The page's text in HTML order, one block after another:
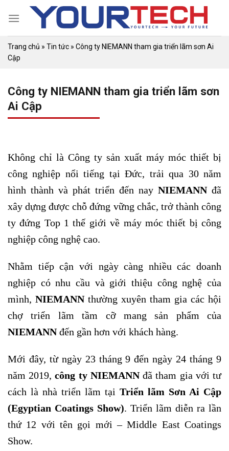
Trang chủ » Tin tức » Công ty NIEMANN tham gia triển lãm sơn Ai
Cập
Công ty NIEMANN tham gia triển lãm sơn
Ai Cập
Không chỉ là Công ty sản xuất máy móc thiết bị
công nghiệp nổi tiếng tại Đức, trải qua 30 năm
hình thành và phát triển đến nay NIEMANNđã
xây dựng được chỗ đứng vững chắc, trở thành công
ty đứng Top 1 thế giới về máy móc thiết bị công
nghiệp công nghệ cao.
Nhằm tiếp cận với ngày càng nhiều các doanh
nghiệp có nhu cầu và giới thiệu công nghệ của
mình, NIEMANNthường xuyên tham gia các hội
chợ triển lãm tầm cỡ mang sản phẩm của
NIEMANNđến gần hơn với khách hàng.
Mới đây, từ ngày 23 tháng 9 đến ngày 24 tháng 9
năm 2019,công ty NIEMANNđã tham gia với tư
cách là nhà triển lãm tại Triển lãm Sơn Ai Cập
(Egyptian Coatings Show). Triển lãm diễn ra lần
thứ 12 với tên gọi mới – Middle East Coatings
Show.